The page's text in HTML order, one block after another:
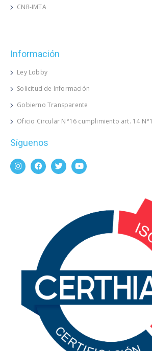
CNR-IMTA
Información
Ley Lobby
Solicitud de Información
Gobierno Transparente
Oficio Circular N°16 cumplimiento art. 14 N°1
Síguenos